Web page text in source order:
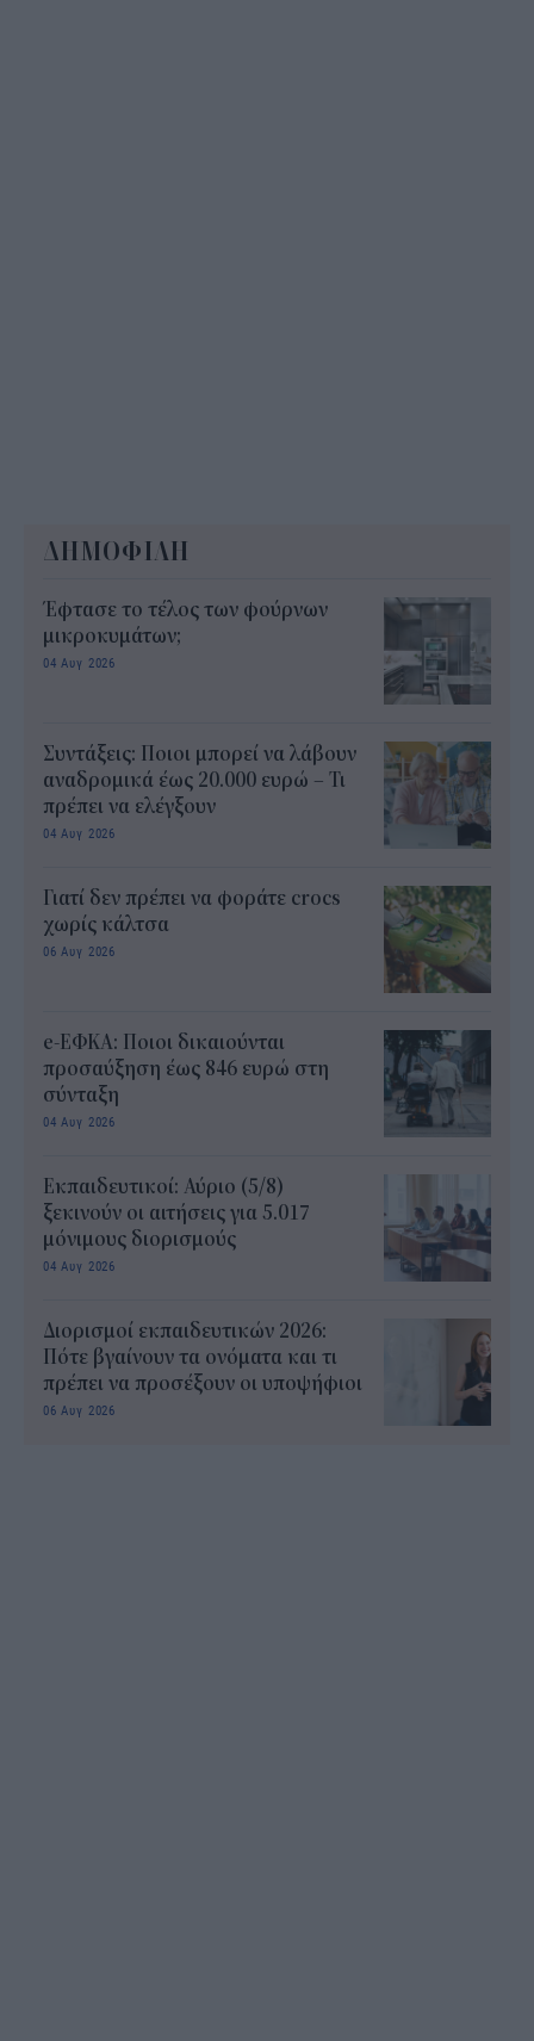
ΔΗΜΟΦΙΛΗ
Έφτασε το τέλος των φούρνων
μικροκυμάτων;
04 Αυγ 2026
Συντάξεις: Ποιοι μπορεί να λάβουν
αναδρομικά έως 20.000 ευρώ – Τι
πρέπει να ελέγξουν
04 Αυγ 2026
Γιατί δεν πρέπει να φοράτε crocs
χωρίς κάλτσα
06 Αυγ 2026
e-ΕΦΚΑ: Ποιοι δικαιούνται
προσαύξηση έως 846 ευρώ στη
σύνταξη
04 Αυγ 2026
Εκπαιδευτικοί: Αύριο (5/8)
ξεκινούν οι αιτήσεις για 5.017
μόνιμους διορισμούς
04 Αυγ 2026
Διορισμοί εκπαιδευτικών 2026:
Πότε βγαίνουν τα ονόματα και τι
πρέπει να προσέξουν οι υποψήφιοι
06 Αυγ 2026